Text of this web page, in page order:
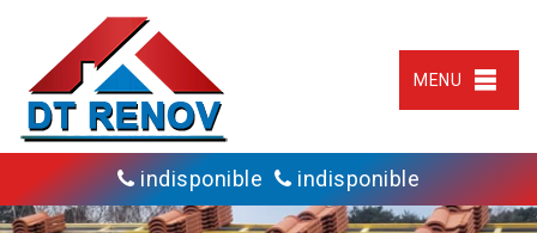
MENU
indisponible indisponible